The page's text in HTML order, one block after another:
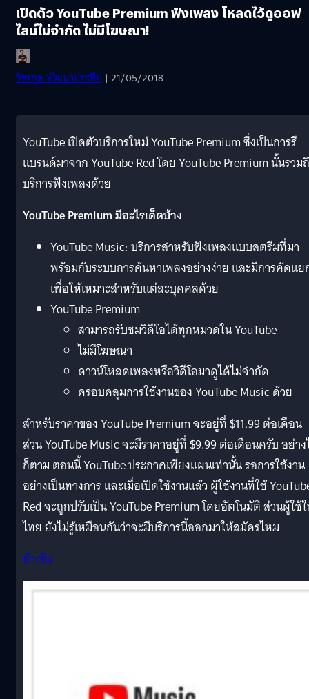
เปิดตัว YouTube Premium ฟังเพลง โหลดไว้ดูออฟ
ไลน์ไม่จำกัด ไม่มีโฆษณา!
วัชรกุล พัฒนาประทีป | 21/05/2018
YouTube เปิดตัวบริการใหม่ YouTube Premium ซึ่งเป็นการรี
แบรนด์มาจาก YouTube Red โดย YouTube Premium นั้นรวม
บริการฟังเพลงด้วย
YouTube Premium มีอะไรเด็ดบ้าง
YouTube Music: บริการสำหรับฟังเพลงแบบสตรีมที่มา
พร้อมกับระบบการค้นหาเพลงอย่างง่าย และมีการคัดแย
เพื่อให้เหมาะสำหรับแต่ละบุคคลด้วย
YouTube Premium
สามารถรับชมวิดีโอได้ทุกหมวดใน YouTube
ไม่มีโฆษณา
ดาวน์โหลดเพลงหรือวิดีโอมาดูได้ไม่จำกัด
ครอบคลุมการใช้งานของ YouTube Music ด้วย
สำหรับราคาของ YouTube Premium จะอยู่ที่ $11.99 ต่อเดือน
ส่วน YouTube Music จะมีราคาอยู่ที่ $9.99 ต่อเดือนครับ อย่าง
ก็ตาม ตอนนี้ YouTube ประกาศเพียงแผนเท่านั้น รอการใช้งาน
อย่างเป็นทางการ และเมื่อเปิดใช้งานแล้ว ผู้ใช้งานที่ใช้
Red จะถูกปรับเป็น YouTube Premium โดยอัตโนมัติ ส่วนผู้ใช้
ไทย ยังไม่รู้เหมือนกันว่าจะมีบริการนี้ออกมาให้สมัครไหม
อ้างอิง